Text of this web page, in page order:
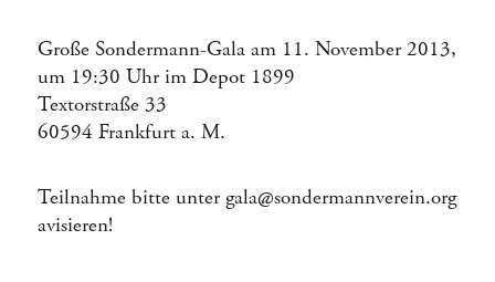
Große Sondermann-Gala am 11. November 2013,
um 19:30 Uhr im Depot 1899
Textorstraße 33
60594 Frankfurt a. M.
Teilnahme bitte unter gala@sondermannverein.org
avisieren!